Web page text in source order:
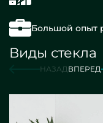
Большой опыт
Виды стекла
НАЗАДВПЕРЕД